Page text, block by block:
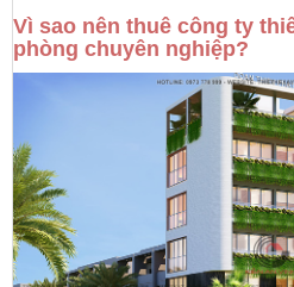
Vì sao nên thuê công ty
phòng chuyên nghiệp?